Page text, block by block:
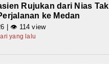
Rujukan dari Nias Tak
ke Medan
| 👁 114 view
yang lalu